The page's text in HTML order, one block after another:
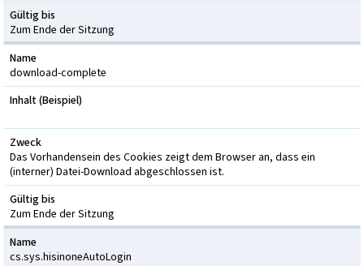
Gültig bis
Zum Ende der Sitzung
Name
download-complete
Inhalt (Beispiel)
Zweck
Das Vorhandensein des Cookies zeigt dem Browser an, dass ein
(interner) Datei-Download abgeschlossen ist.
Gültig bis
Zum Ende der Sitzung
Name
cs.sys.hisinoneAutoLogin